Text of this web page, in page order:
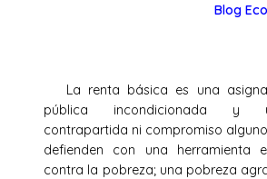
Blog
La renta básica es una
pública incondicionada y
contrapartida ni compromiso
defienden con una herramienta
contra la pobreza; una pobreza